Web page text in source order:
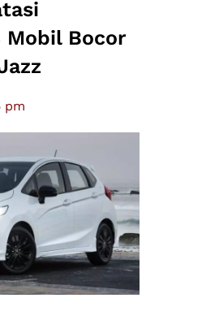
Mobil Bocor
pm